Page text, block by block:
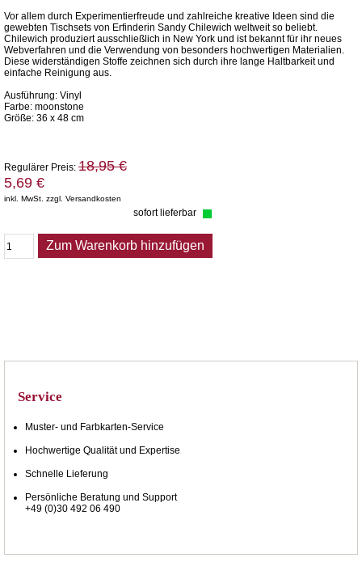
Vor allem durch Experimentierfreude und zahlreiche kreative Ideen sind die
gewebten Tischsets von Erfinderin Sandy Chilewich weltweit so beliebt.
Chilewich produziert ausschließlich in New York und ist bekannt für ihr neues
Webverfahren und die Verwendung von besonders hochwertigen Materialien.
Diese widerständigen Stoffe zeichnen sich durch ihre lange Haltbarkeit und
einfache Reinigung aus.
Ausführung: Vinyl
Farbe: moonstone
Größe: 36 x 48 cm
Regulärer Preis: 18,95 €
5,69 €
inkl. MwSt. zzgl. Versandkosten
sofort lieferbar
Zum Warenkorb hinzufügen
Service
Muster- und Farbkarten-Service
Hochwertige Qualität und Expertise
Schnelle Lieferung
Persönliche Beratung und Support
+49 (0)30 492 06 490